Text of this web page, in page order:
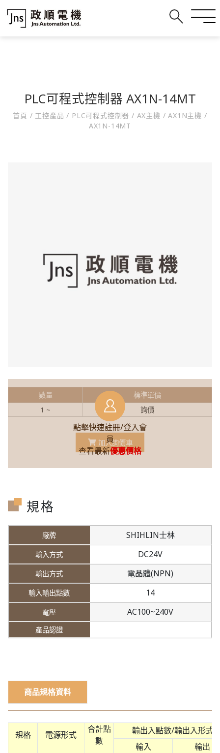
PLC可程式控制器 AX1N-14MT
首頁 / 工控產品/ PLC可程式控制器 / AX主機 / AX1N主機 /
AX1N-14MT
點擊快速註冊/登入會
員
查看最新優惠價格
數量
標準單價
1 ~
詢價
加入詢價車
規格
SHIHLIN士林
DC24V
電晶體(NPN)
14
AC100~240V
商品規格資料
規格 電源形式
合計點
數
輸出入點數/輸出入形式
輸入
輸出